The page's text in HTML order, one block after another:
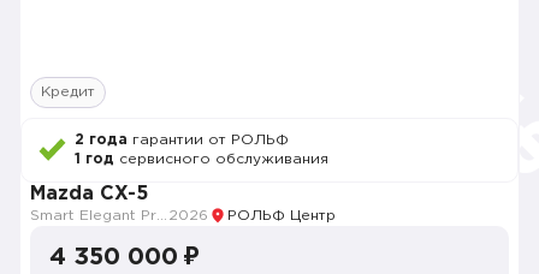
Кредит
2 года гарантии от РОЛЬФ
1 год сервисного обслуживания
Mazda CX-5
2026 РОЛЬФ Центр
4 350 000 ₽